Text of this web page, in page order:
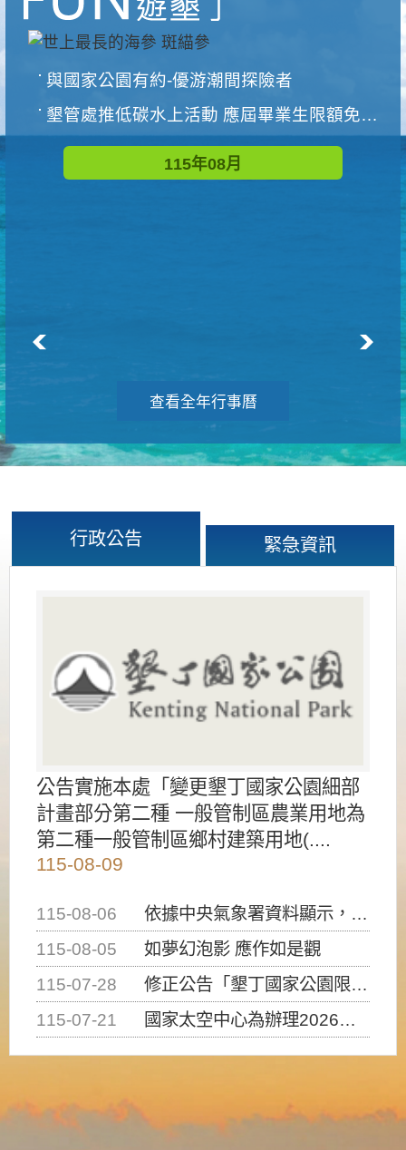
與國家公園有約-優游潮間探險者
墾管處推低碳水上活動 應屆畢業生限額免費參加
115年08月
查看全年行事曆
行政公告 緊急資訊
公告實施本處「變更墾丁國家公園細部
計畫部分第二種 一般管制區農業用地為
第二種一般管制區鄉村建築用地(....
115-08-09
115-08-06
依據中央氣象署資料顯示，白海豚颱風持續接近臺灣，請密切注意動向及早完成防災應變準備
115-08-05
如夢幻泡影 應作如是觀
115-07-28
修正公告「墾丁國家公園限制水域遊憩活動之種類、範圍、時間及行為」，自即日生效。
115-07-21
國家太空中心為辦理2026台灣盃火箭競賽，陸、海、空域警戒及協調相關事宜，因颱風備案事宜